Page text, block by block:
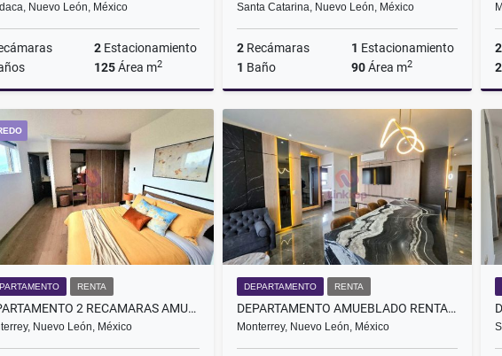
Nuevo León, México
2Estacionamiento
125Área m2
Renta
Santa Catarina, Nuevo León, México
2 Recámaras 1 Estacionamiento
1 Baño 90Área m2
Renta
$16,500
2
RENTA
DEPARTAMENTO 2 RECAMARAS AMUEBLADO CON AMENIDADES MONTERREY CENTRO
Nuevo León, México
DEPARTAMENTO RENTA
DEPARTAMENTO AMUEBLADO RENTA PUNTACERO FRENTE A FUNDIDORA MONTERREY NL
Monterrey, Nuevo León, México